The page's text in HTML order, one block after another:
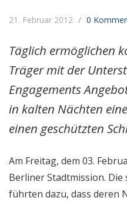
21. Februar 2012 0
Täglich ermöglichen
Träger mit der
Engagements
in kalten Nächten
einen geschützten
Am Freitag, dem 03.
Berliner Stadtmission.
führten dazu, dass